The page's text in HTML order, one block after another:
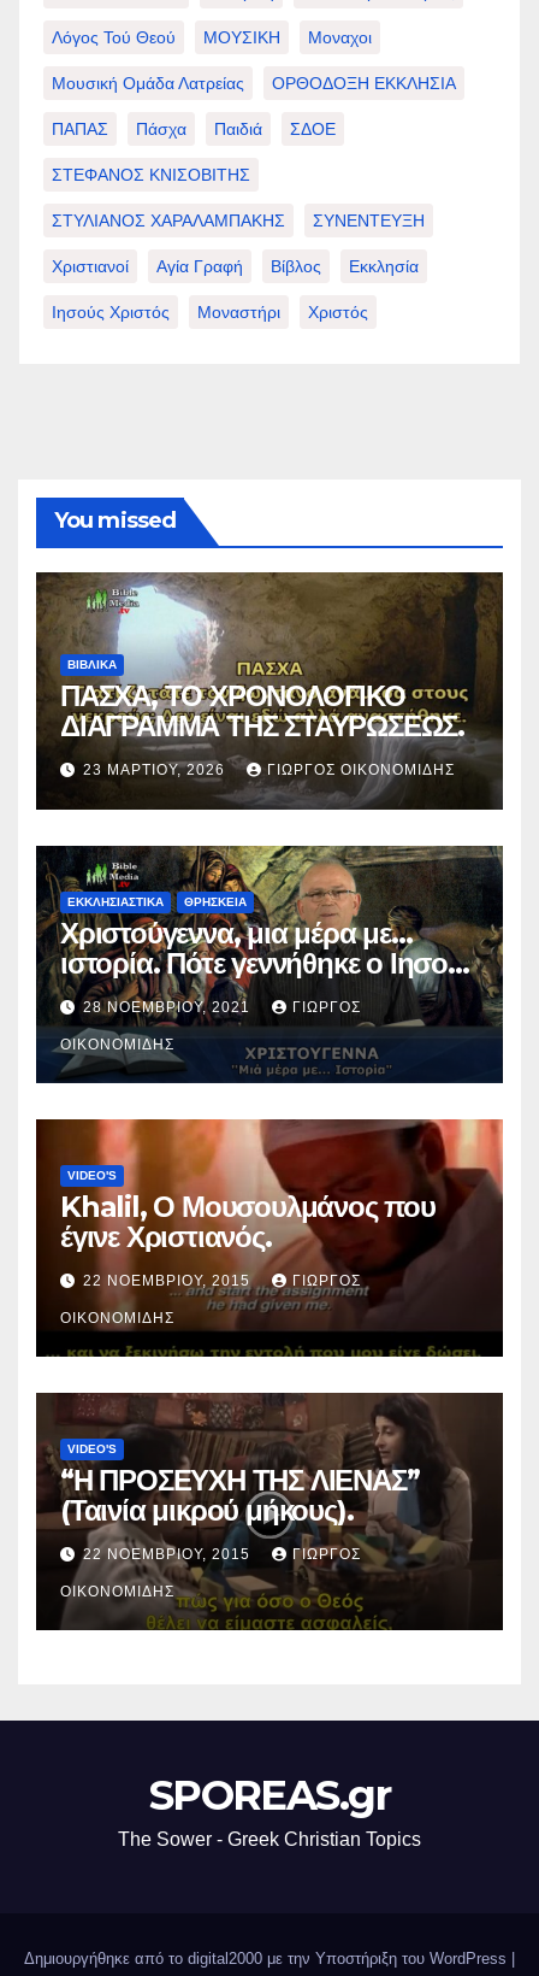
Λόγος Τού Θεού ΜΟΥΣΙΚΗ Μοναχοι
Μουσική Ομάδα Λατρείας ΟΡΘΟΔΟΞΗ ΕΚΚΛΗΣΙΑ
ΠΑΠΑΣ Πάσχα Παιδιά ΣΔΟΕ
ΣΤΕΦΑΝΟΣ ΚΝΙΣΟΒΙΤΗΣ
ΣΤΥΛΙΑΝΟΣ ΧΑΡΑΛΑΜΠΑΚΗΣ ΣΥΝΕΝΤΕΥΞΗ
Χριστιανοί Αγία Γραφή Βίβλος Εκκλησία
Ιησούς Χριστός Μοναστήρι Χριστός
You missed
ΒΙΒΛΙΚΑ
ΠΑΣΧΑ, ΤΟ ΧΡΟΝΟΛΟΓΙΚΟ
ΔΙΑΓΡΑΜΜΑ ΤΗΣ ΣΤΑΥΡΩΣΕΩΣ.
23 ΜΑΡΤΊΟΥ, 2026 ΓΙΏΡΓΟΣ ΟΙΚΟΝΟΜΊΔΗΣ
ΕΚΚΛΗΣΙΑΣΤΙΚΑ ΘΡΗΣΚΕΙΑ
Χριστούγεννα, μια μέρα με…
ιστορία. Πότε γεννήθηκε ο Ιησούς
Χριστός; (Βίντεο).
28 ΝΟΕΜΒΡΊΟΥ, 2021 ΓΙΏΡΓΟΣ
ΟΙΚΟΝΟΜΊΔΗΣ
VIDEO'S
Khalil, Ο Μουσουλμάνος που
έγινε Χριστιανός.
22 ΝΟΕΜΒΡΊΟΥ, 2015 ΓΙΏΡΓΟΣ
ΟΙΚΟΝΟΜΊΔΗΣ
VIDEO'S
“Η ΠΡΟΣΕΥΧΗ ΤΗΣ ΛΙΕΝΑΣ”
(Ταινία μικρού μήκους).
22 ΝΟΕΜΒΡΊΟΥ, 2015 ΓΙΏΡΓΟΣ
ΟΙΚΟΝΟΜΊΔΗΣ
SPOREAS.gr
The Sower - Greek Christian Topics
Δημιουργήθηκε από το digital2000 με την Υποστήριξη του WordPress